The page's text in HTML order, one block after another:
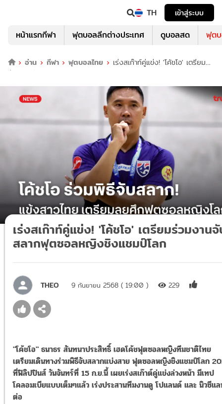
TH เข้าสู่ระบบ
หน้าแรกกีฬา ฟุตบอลลีกต่างประเทศ ดูบอลสด ฟุต
อ่าน กีฬา ฟุตบอลไทย
เร่งสเก๊าท์คู่แข่ง! 'โค้ชโอ' เตรียม
ร่วมงานจับสลากฟุตซอลหญิงชิงแชมป์โลก
เร่งสเก๊าท์คู่แข่ง! 'โค้ชโอ' เตรียมร่วมงาน
สลากฟุตซอลหญิงชิงแชมป์โลก
THEO 9 กันยายน 2568 ( 19:00 ) 229
"โค้ชโอ" ธนาธร สันทนาประสิทธิ์ เฮดโค้ชฟุตซอลหญิงทีมชาติไทย
เตรียมเดินทางร่วมพิธีจับสลากแบ่งสาย ฟุตซอลหญิงชิงแชมป์โลก
ที่ฟิลิปปินส์ วันจันทร์ที่ 15 ก.ย.นี้ เผยเร่งสเก๊าต์คู่แข่งล่วงหน้า มีเทป
โคลอมเบียแบบเต็มๆแล้ว เร่งประสานทีมงานดู โปแลนด์ และ นิวซีแ
ต่อ